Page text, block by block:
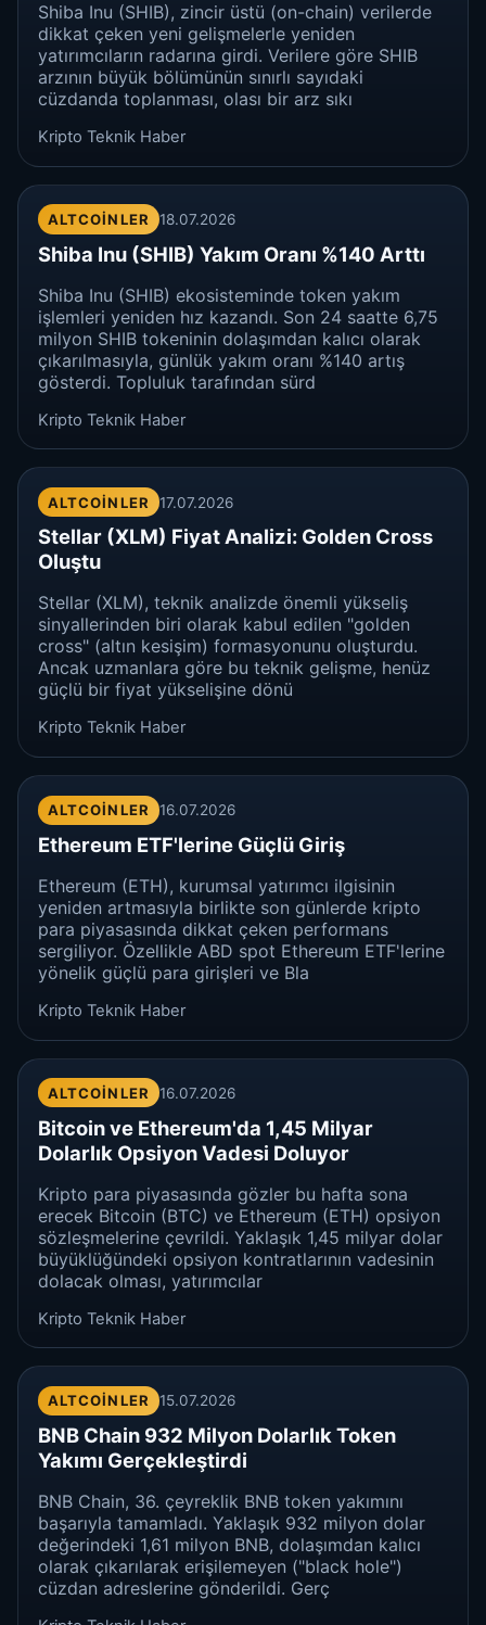
Shiba Inu (SHIB), zincir üstü (on-chain) verilerde
dikkat çeken yeni gelişmelerle yeniden
yatırımcıların radarına girdi. Verilere göre SHIB
arzının büyük bölümünün sınırlı sayıdaki
cüzdanda toplanması, olası bir arz sıkı
Kripto Teknik Haber
ALTCOINLER 18.07.2026
Shiba Inu (SHIB) Yakım Oranı %140 Arttı
Shiba Inu (SHIB) ekosisteminde token yakım
işlemleri yeniden hız kazandı. Son 24 saatte 6,75
milyon SHIB tokeninin dolaşımdan kalıcı olarak
çıkarılmasıyla, günlük yakım oranı %140 artış
gösterdi. Topluluk tarafından sürd
Kripto Teknik Haber
ALTCOINLER 17.07.2026
Stellar (XLM) Fiyat Analizi: Golden Cross
Oluştu
Stellar (XLM), teknik analizde önemli yükseliş
sinyallerinden biri olarak kabul edilen "golden
cross" (altın kesişim) formasyonunu oluşturdu.
Ancak uzmanlara göre bu teknik gelişme, henüz
güçlü bir fiyat yükselişine dönü
Kripto Teknik Haber
ALTCOINLER 16.07.2026
Ethereum ETF'lerine Güçlü Giriş
Ethereum (ETH), kurumsal yatırımcı ilgisinin
yeniden artmasıyla birlikte son günlerde kripto
para piyasasında dikkat çeken performans
sergiliyor. Özellikle ABD spot Ethereum ETF'lerine
yönelik güçlü para girişleri ve Bla
Kripto Teknik Haber
ALTCOINLER 16.07.2026
Bitcoin ve Ethereum'da 1,45 Milyar
Dolarlık Opsiyon Vadesi Doluyor
Kripto para piyasasında gözler bu hafta sona
erecek Bitcoin (BTC) ve Ethereum (ETH) opsiyon
sözleşmelerine çevrildi. Yaklaşık 1,45 milyar dolar
büyüklüğündeki opsiyon kontratlarının vadesinin
dolacak olması, yatırımcılar
Kripto Teknik Haber
ALTCOINLER 15.07.2026
BNB Chain 932 Milyon Dolarlık Token
Yakımı Gerçekleştirdi
BNB Chain, 36. çeyreklik BNB token yakımını
başarıyla tamamladı. Yaklaşık 932 milyon dolar
değerindeki 1,61 milyon BNB, dolaşımdan kalıcı
olarak çıkarılarak erişilemeyen ("black hole")
cüzdan adreslerine gönderildi. Gerç